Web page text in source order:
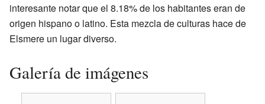
interesante notar que el 8.18% de los habitantes eran de
origen hispano o latino. Esta mezcla de culturas hace de
Elsmere un lugar diverso.
Galería de imágenes